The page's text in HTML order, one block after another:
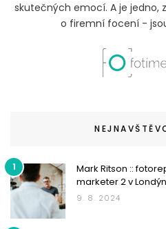
skutečných emocí. A je jedno,
o firemní focení -
1
Mark Ritson ::
marketer 2 v
9. 8. 2024